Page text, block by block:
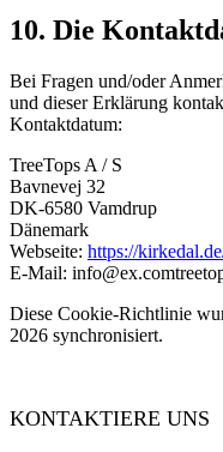
10. Die
Bei Fragen und/oder
und dieser Erklärung
Kontaktdatum:
TreeTops A / S
Bavnevej 32
DK-6580 Vamdrup
Dänemark
Webseite: https://
E-Mail: info@ex.com
Diese Cookie-Richtlinie
2026 synchronisiert.
KONTAKTIERE UNS